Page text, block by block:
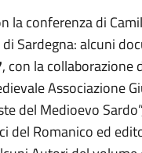
la conferenza di
Sardegna: alcuni
, con la collaborazione
Associazione
del Medioevo
del Romanico ed